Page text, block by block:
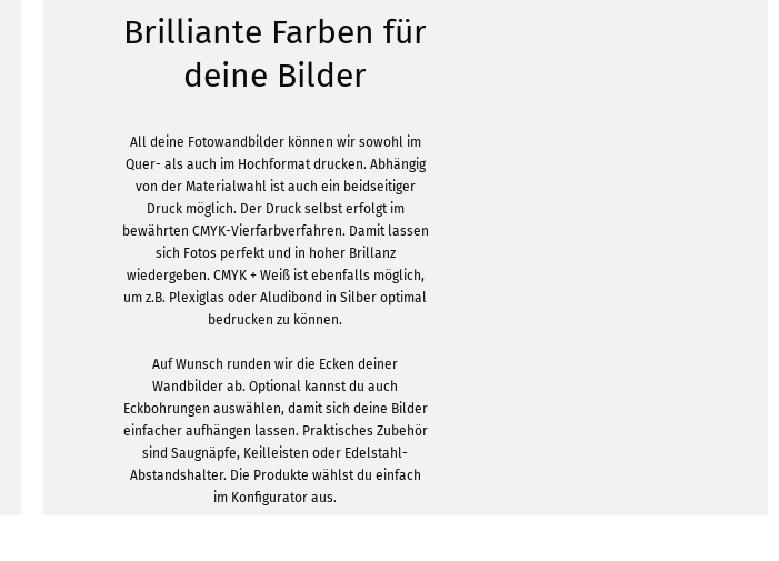
Brilliante Farben für
deine Bilder
All deine Fotowandbilder können wir sowohl im
Quer- als auch im Hochformat drucken. Abhängig
von der Materialwahl ist auch ein beidseitiger
Druck möglich. Der Druck selbst erfolgt im
bewährten CMYK-Vierfarbverfahren. Damit lassen
sich Fotos perfekt und in hoher Brillanz
wiedergeben. CMYK + Weiß ist ebenfalls möglich,
um z.B. Plexiglas oder Aludibond in Silber optimal
bedrucken zu können.
Auf Wunsch runden wir die Ecken deiner
Wandbilder ab. Optional kannst du auch
Eckbohrungen auswählen, damit sich deine Bilder
einfacher aufhängen lassen. Praktisches Zubehör
sind Saugnäpfe, Keilleisten oder Edelstahl-
Abstandshalter. Die Produkte wählst du einfach
im Konfigurator aus.